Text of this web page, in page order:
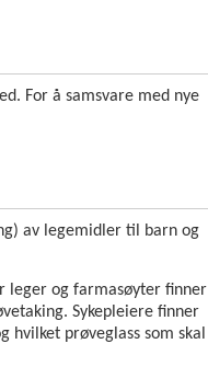
For å samsvare med nye
av legemidler til barn og
leger og farmasøyter finner
Sykepleiere finner
prøveglass som skal